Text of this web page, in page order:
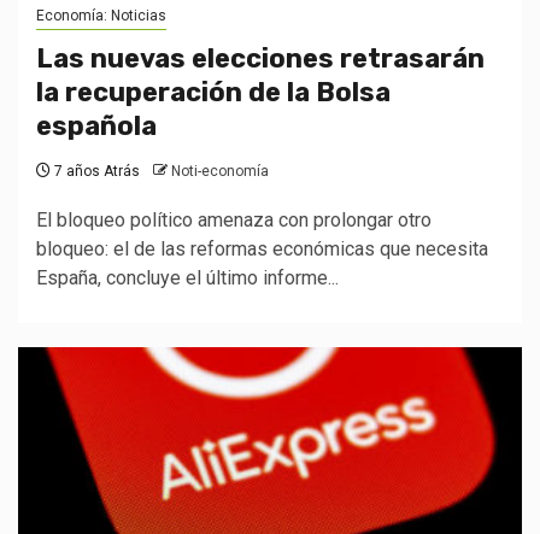
Economía: Noticias
Las nuevas elecciones retrasarán
la recuperación de la Bolsa
española
7 años Atrás Noti-economía
El bloqueo político amenaza con prolongar otro
bloqueo: el de las reformas económicas que necesita
España, concluye el último informe...